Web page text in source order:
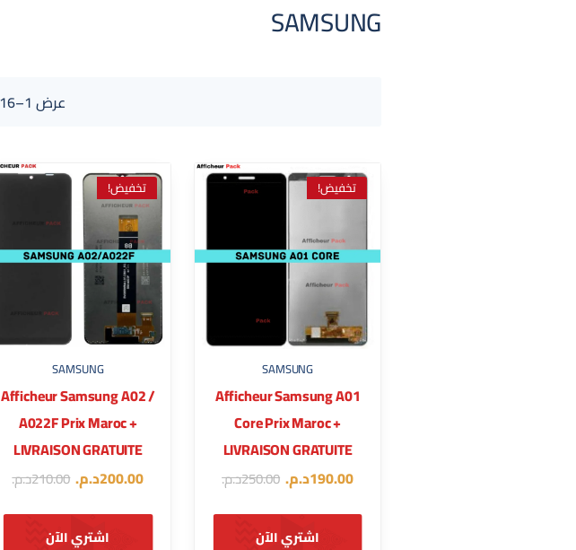
SAMSUNG
عرض 1–16 من أصل 48 نتيجة
تخفيض!
SAMSUNG
Afficheur Samsung A01
Core Prix Maroc +
LIVRAISON GRATUITE
190.00د.م. 250.00د.م.
اشتري الآن
تخفيض!
SAMSUNG
Afficheur Samsung A02 /
A022F Prix Maroc +
LIVRAISON GRATUITE
200.00د.م. 210.00د.م.
اشتري الآن